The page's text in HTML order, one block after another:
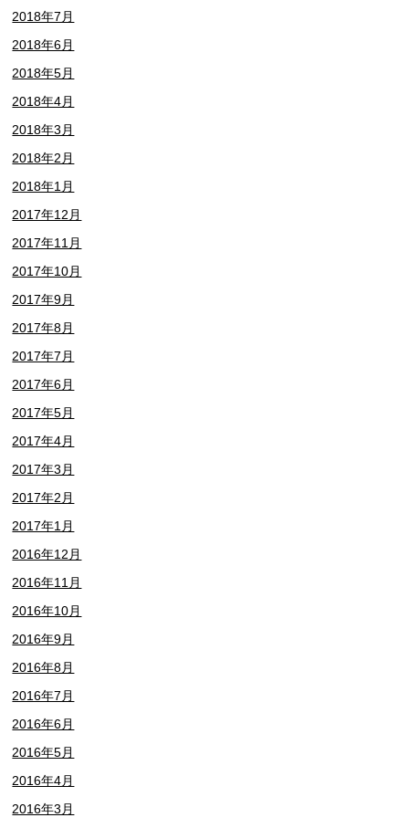
2018年7月
2018年6月
2018年5月
2018年4月
2018年3月
2018年2月
2018年1月
2017年12月
2017年11月
2017年10月
2017年9月
2017年8月
2017年7月
2017年6月
2017年5月
2017年4月
2017年3月
2017年2月
2017年1月
2016年12月
2016年11月
2016年10月
2016年9月
2016年8月
2016年7月
2016年6月
2016年5月
2016年4月
2016年3月